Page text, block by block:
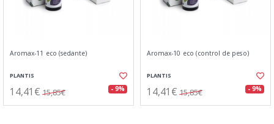
Aromax-11 eco (sedante)
PLANTIS
14,41€ 15,85€ - 9%
Aromax-10 eco (control de peso)
PLANTIS
14,41€ 15,85€ - 9%